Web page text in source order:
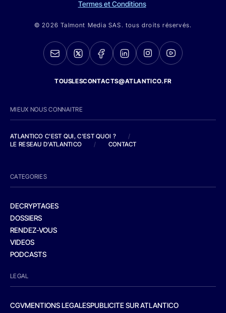
Termes et Conditions
© 2026 Talmont Media SAS. tous droits réservés.
TOUSLESCONTACTS@ATLANTICO.FR
MIEUX NOUS CONNAITRE
ATLANTICO C'EST QUI, C'EST QUOI ?
/
LE RESEAU D'ATLANTICO
/ CONTACT
CATEGORIES
DECRYPTAGES
DOSSIERS
RENDEZ-VOUS
VIDEOS
PODCASTS
LEGAL
CGVMENTIONS LEGALESPUBLICITE SUR ATLANTICO